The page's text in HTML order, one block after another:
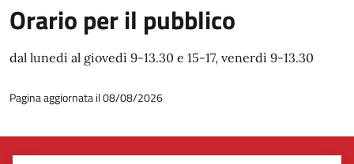
Orario per il pubblico
dal lunedì al giovedì 9-13.30 e 15-17, venerdì 9-13.30
Pagina aggiornata il 08/08/2026